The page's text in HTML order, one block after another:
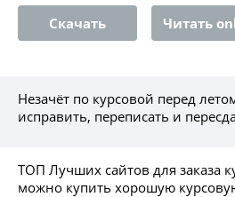
Скачать Читать
Незачёт по курсовой перед
исправить, переписать и
ТОП Лучших сайтов для заказа
можно купить хорошую